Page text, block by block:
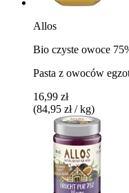
Allos
Bio czyste owoce
Pasta z owoców
16,99 zł
(84,95 zł / kg)